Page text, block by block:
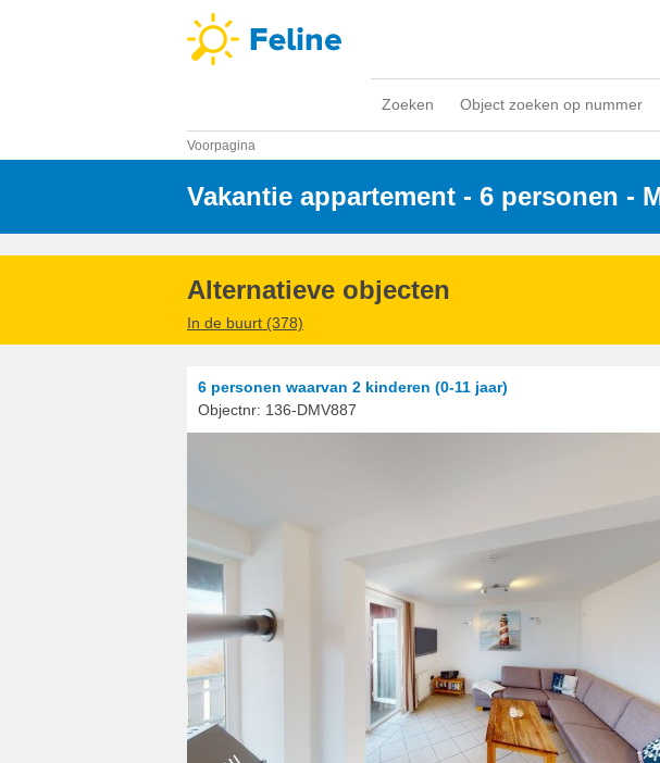
Zoeken Object zoeken op nummer
Voorpagina
Vakantie appartement - 6 personen -
Alternatieve objecten
In de buurt (378)
6 personen waarvan 2 kinderen (0-11 jaar)
Objectnr: 136-DMV887